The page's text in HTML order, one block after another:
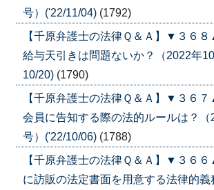
号）('22/11/04) (1792)
【千原弁護士の法律Ｑ＆Ａ】▼３６
給与天引きは問題ないか？（2022年
10/20) (1790)
【千原弁護士の法律Ｑ＆Ａ】▼３６
会員に告知する際の法的ルールは？（
号）('22/10/06) (1788)
【千原弁護士の法律Ｑ＆Ａ】▼３６
に訪販の法定書面を用意する法律的